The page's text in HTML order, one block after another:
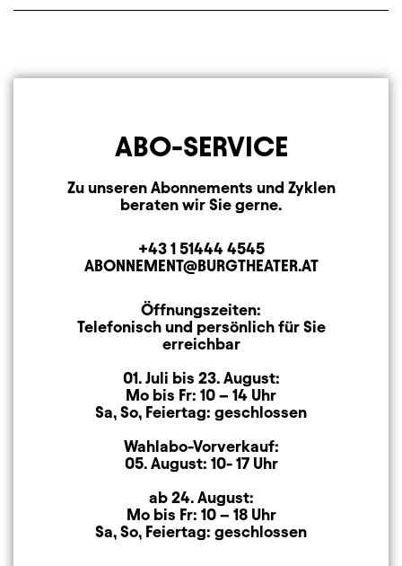
ABO-SERVICE
Zu unseren Abonnements und Zyklen
beraten wir Sie gerne.
Telefon
+43 1 51444 4545
E-MAIL ADRESSE
ABONNEMENT@BURGTHEATER.AT
Öffnungszeiten
Öffnungszeiten:
Telefonisch und persönlich für Sie
erreichbar
01. Juli bis 23. August:
Mo bis Fr: 10 – 14 Uhr
Sa, So, Feiertag: geschlossen
Wahlabo-Vorverkauf:
05. August: 10- 17 Uhr
ab 24. August:
Mo bis Fr: 10 – 18 Uhr
Sa, So, Feiertag: geschlossen